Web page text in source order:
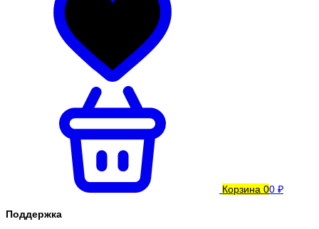
Корзина 00 ₽
Поддержка